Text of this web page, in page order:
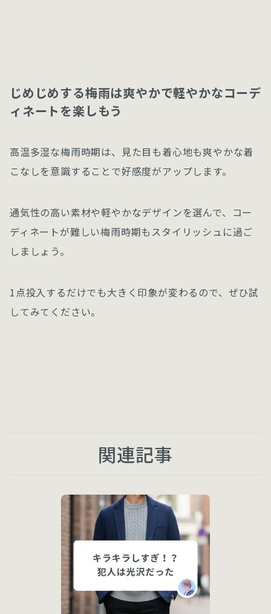
じめじめする梅雨は爽やかで軽やかなコーデ
ィネートを楽しもう
高温多湿な梅雨時期は、見た目も着心地も爽やかな着
こなしを意識することで好感度がアップします。
通気性の高い素材や軽やかなデザインを選んで、コー
ディネートが難しい梅雨時期もスタイリッシュに過ご
しましょう。
1点投入するだけでも大きく印象が変わるので、ぜひ試
してみてください。
関連記事